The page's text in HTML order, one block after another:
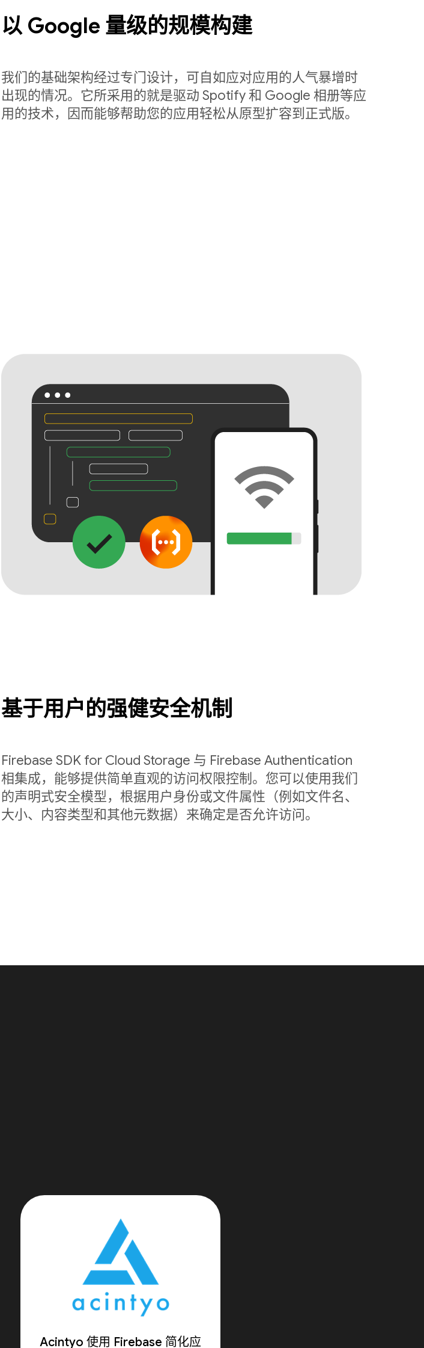
以 Google 量级的规模构建
我们的基础架构经过专门设计，可自如应对应用的人气暴增时
出现的情况。它所采用的就是驱动 Spotify 和 Google 相册等应
用的技术，因而能够帮助您的应用轻松从原型扩容到正式版。
基于用户的强健安全机制
Firebase SDK for Cloud Storage 与 Firebase Authentication
相集成，能够提供简单直观的访问权限控制。您可以使用我们
的声明式安全模型，根据用户身份或文件属性（例如文件名、
大小、内容类型和其他元数据）来确定是否允许访问。
Acintyo 使用 Firebase 简化应